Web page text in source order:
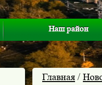
Наш район
Главная /